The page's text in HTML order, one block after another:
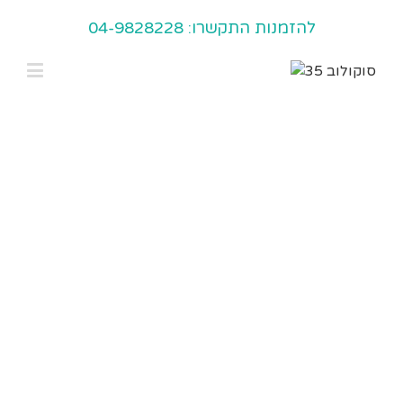
04-9828228 :להזמנות התקשרו